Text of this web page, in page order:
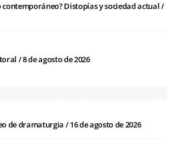
Distopías y sociedad actual /
/ 8 de agosto de 2026
de dramaturgia / 16 de agosto de 2026